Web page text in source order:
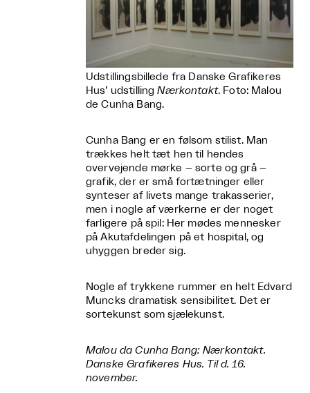
Udstillingsbillede fra Danske Grafikeres
Hus’ udstillingNærkontakt. Foto: Malou
de Cunha Bang.
Cunha Bang er en følsom stilist. Man
trækkes helt tæt hen til hendes
overvejende mørke – sorte og grå –
grafik, der er små fortætninger eller
synteser af livets mange trakasserier,
men i nogle af værkerne er der noget
farligere på spil: Her mødes mennesker
på Akutafdelingen på et hospital, og
uhyggen breder sig.
Nogle af trykkene rummer en helt Edvard
Muncks dramatisk sensibilitet. Det er
sortekunst som sjælekunst.
Malou da Cunha Bang: Nærkontakt.
Danske Grafikeres Hus. Til d. 16.
november.